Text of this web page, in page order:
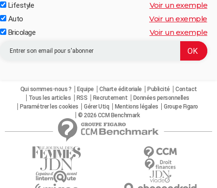
Lifestyle Voir un exemple
Auto Voir un exemple
Bricolage Voir un exemple
Qui sommes-nous ? Equipe Charte éditoriale Publicité
Contact
Tous les articles
RSS Recrutement
Données personnelles
Paramétrer les cookies
Gérer Utiq Mentions légales
Groupe Figaro
© 2026 CCM Benchmark